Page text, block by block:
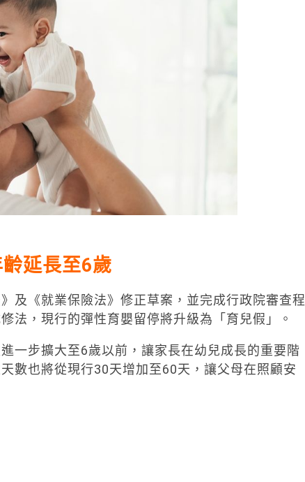
延長至6歲
及《就業保險法》修正草案，並完成行政院審查程
法，現行的彈性育嬰留停將升級為「育兒假」。
一步擴大至6歲以前，讓家長在幼兒成長的重要階
數也將從現行30天增加至60天，讓父母在照顧安